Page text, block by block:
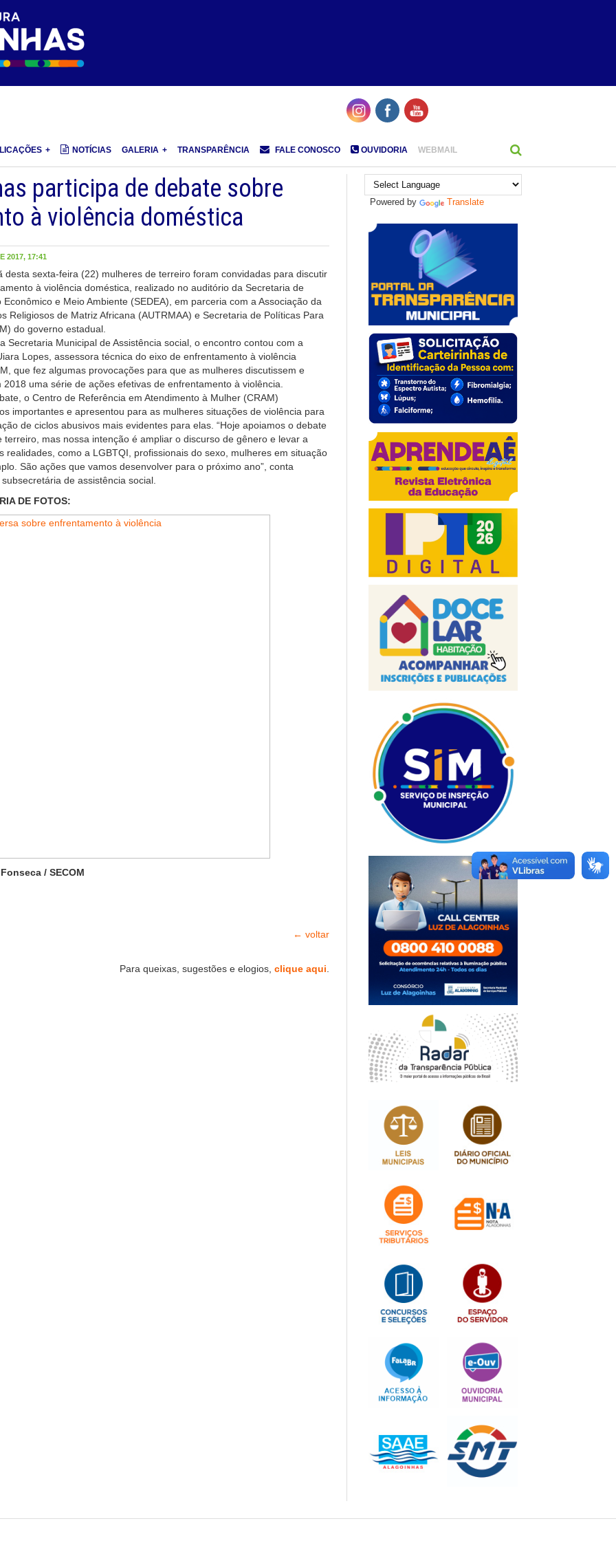
NOTÍCIAS GALERIA TRANSPARÊNCIA FALE CONOSCO OUVIDORIA WEBMAIL
participa de debate sobre
à violência doméstica
2017, 17:41
desta sexta-feira (22) mulheres de terreiro foram convidadas para discutir
à violência doméstica, realizado no auditório da Secretaria de
Econômico e Meio Ambiente (SEDEA), em parceria com a Associação da
Religiosos de Matriz Africana (AUTRMAA) e Secretaria de Políticas Para
do governo estadual.
Secretaria Municipal de Assistência social, o encontro contou com a
Lopes, assessora técnica do eixo de enfrentamento à violência
que fez algumas provocações para que as mulheres discutissem e
2018 uma série de ações efetivas de enfrentamento à violência.
o Centro de Referência em Atendimento à Mulher (CRAM)
importantes e apresentou para as mulheres situações de violência para
de ciclos abusivos mais evidentes para elas. “Hoje apoiamos o debate
terreiro, mas nossa intenção é ampliar o discurso de gênero e levar a
realidades, como a LGBTQI, profissionais do sexo, mulheres em situação
São ações que vamos desenvolver para o próximo ano”, conta
de assistência social.
DE FOTOS:
/ SECOM
← voltar
Para queixas, sugestões e elogios, clique aqui.
Powered by Translate